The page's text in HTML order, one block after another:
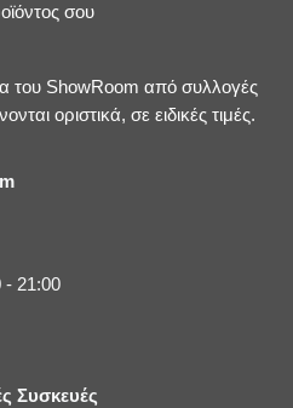
σου
του ShowRoom από συλλογές
οριστικά, σε ειδικές τιμές.
- 21:00
Συσκευές